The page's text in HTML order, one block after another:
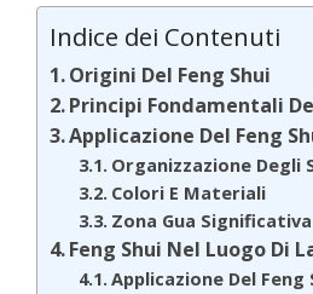
Indice dei Contenuti
Origini Del Feng Shui
Principi Fondamentali
Applicazione Del Feng
Organizzazione Degli
Colori E Materiali
Zona Gua Significativa
Feng Shui Nel Luogo Di
Applicazione Del Feng